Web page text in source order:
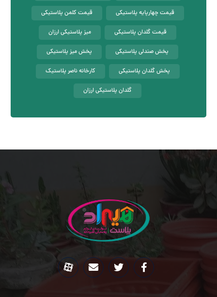
قیمت چهارپایه پلاستیکی قیمت کلمن پلاستیکی
قیمت گلدان پلاستیکی میز پلاستیکی ارزان
پخش صندلی پلاستیکی پخش میز پلاستیکی
پخش گلدان پلاستیکی کارخانه ناصر پلاستیک
گلدان پلاستیکی ارزان